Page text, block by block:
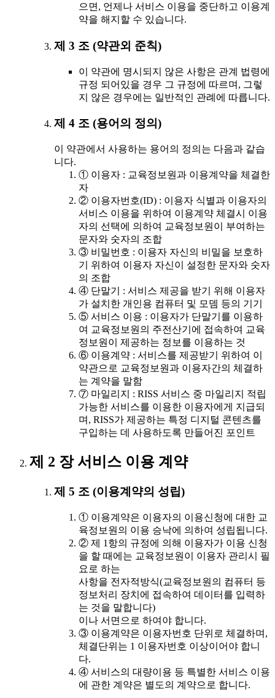
으면, 언제나 서비스 이용을 중단하고 이용계
약을 해지할 수 있습니다.
제 3 조 (약관외 준칙)
이 약관에 명시되지 않은 사항은 관계 법령에
규정 되어있을 경우 그 규정에 따르며, 그렇
지 않은 경우에는 일반적인 관례에 따릅니다.
제 4 조 (용어의 정의)
이 약관에서 사용하는 용어의 정의는 다음과 같습
니다.
① 이용자 : 교육정보원과 이용계약을 체결한
자
② 이용자번호(ID) : 이용자 식별과 이용자의
서비스 이용을 위하여 이용계약 체결시 이용
자의 선택에 의하여 교육정보원이 부여하는
문자와 숫자의 조합
③ 비밀번호 : 이용자 자신의 비밀을 보호하
기 위하여 이용자 자신이 설정한 문자와 숫자
의 조합
④ 단말기 : 서비스 제공을 받기 위해 이용자
가 설치한 개인용 컴퓨터 및 모뎀 등의 기기
⑤ 서비스 이용 : 이용자가 단말기를 이용하
여 교육정보원의 주전산기에 접속하여 교육
정보원이 제공하는 정보를 이용하는 것
⑥ 이용계약 : 서비스를 제공받기 위하여 이
약관으로 교육정보원과 이용자간의 체결하
는 계약을 말함
⑦ 마일리지 : RISS 서비스 중 마일리지 적립
가능한 서비스를 이용한 이용자에게 지급되
며, RISS가 제공하는 특정 디지털 콘텐츠를
구입하는 데 사용하도록 만들어진 포인트
제 2 장 서비스 이용 계약
제 5 조 (이용계약의 성립)
① 이용계약은 이용자의 이용신청에 대한 교
육정보원의 이용 승낙에 의하여 성립됩니다.
② 제 1항의 규정에 의해 이용자가 이용 신청
을 할 때에는 교육정보원이 이용자 관리시 필
요로 하는
사항을 전자적방식(교육정보원의 컴퓨터 등
정보처리 장치에 접속하여 데이터를 입력하
는 것을 말합니다)
이나 서면으로 하여야 합니다.
③ 이용계약은 이용자번호 단위로 체결하며,
체결단위는 1 이용자번호 이상이어야 합니
다.
④ 서비스의 대량이용 등 특별한 서비스 이용
에 관한 계약은 별도의 계약으로 합니다.